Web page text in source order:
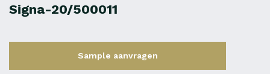
Signa-20/500011
Sample aanvragen